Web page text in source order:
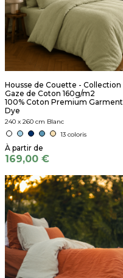
Housse de Couette - Collection
Gaze de Coton 160g/m2
100% Coton Premium Garment
Dye
240 x 260 cm Blanc
13 coloris
169,00 €